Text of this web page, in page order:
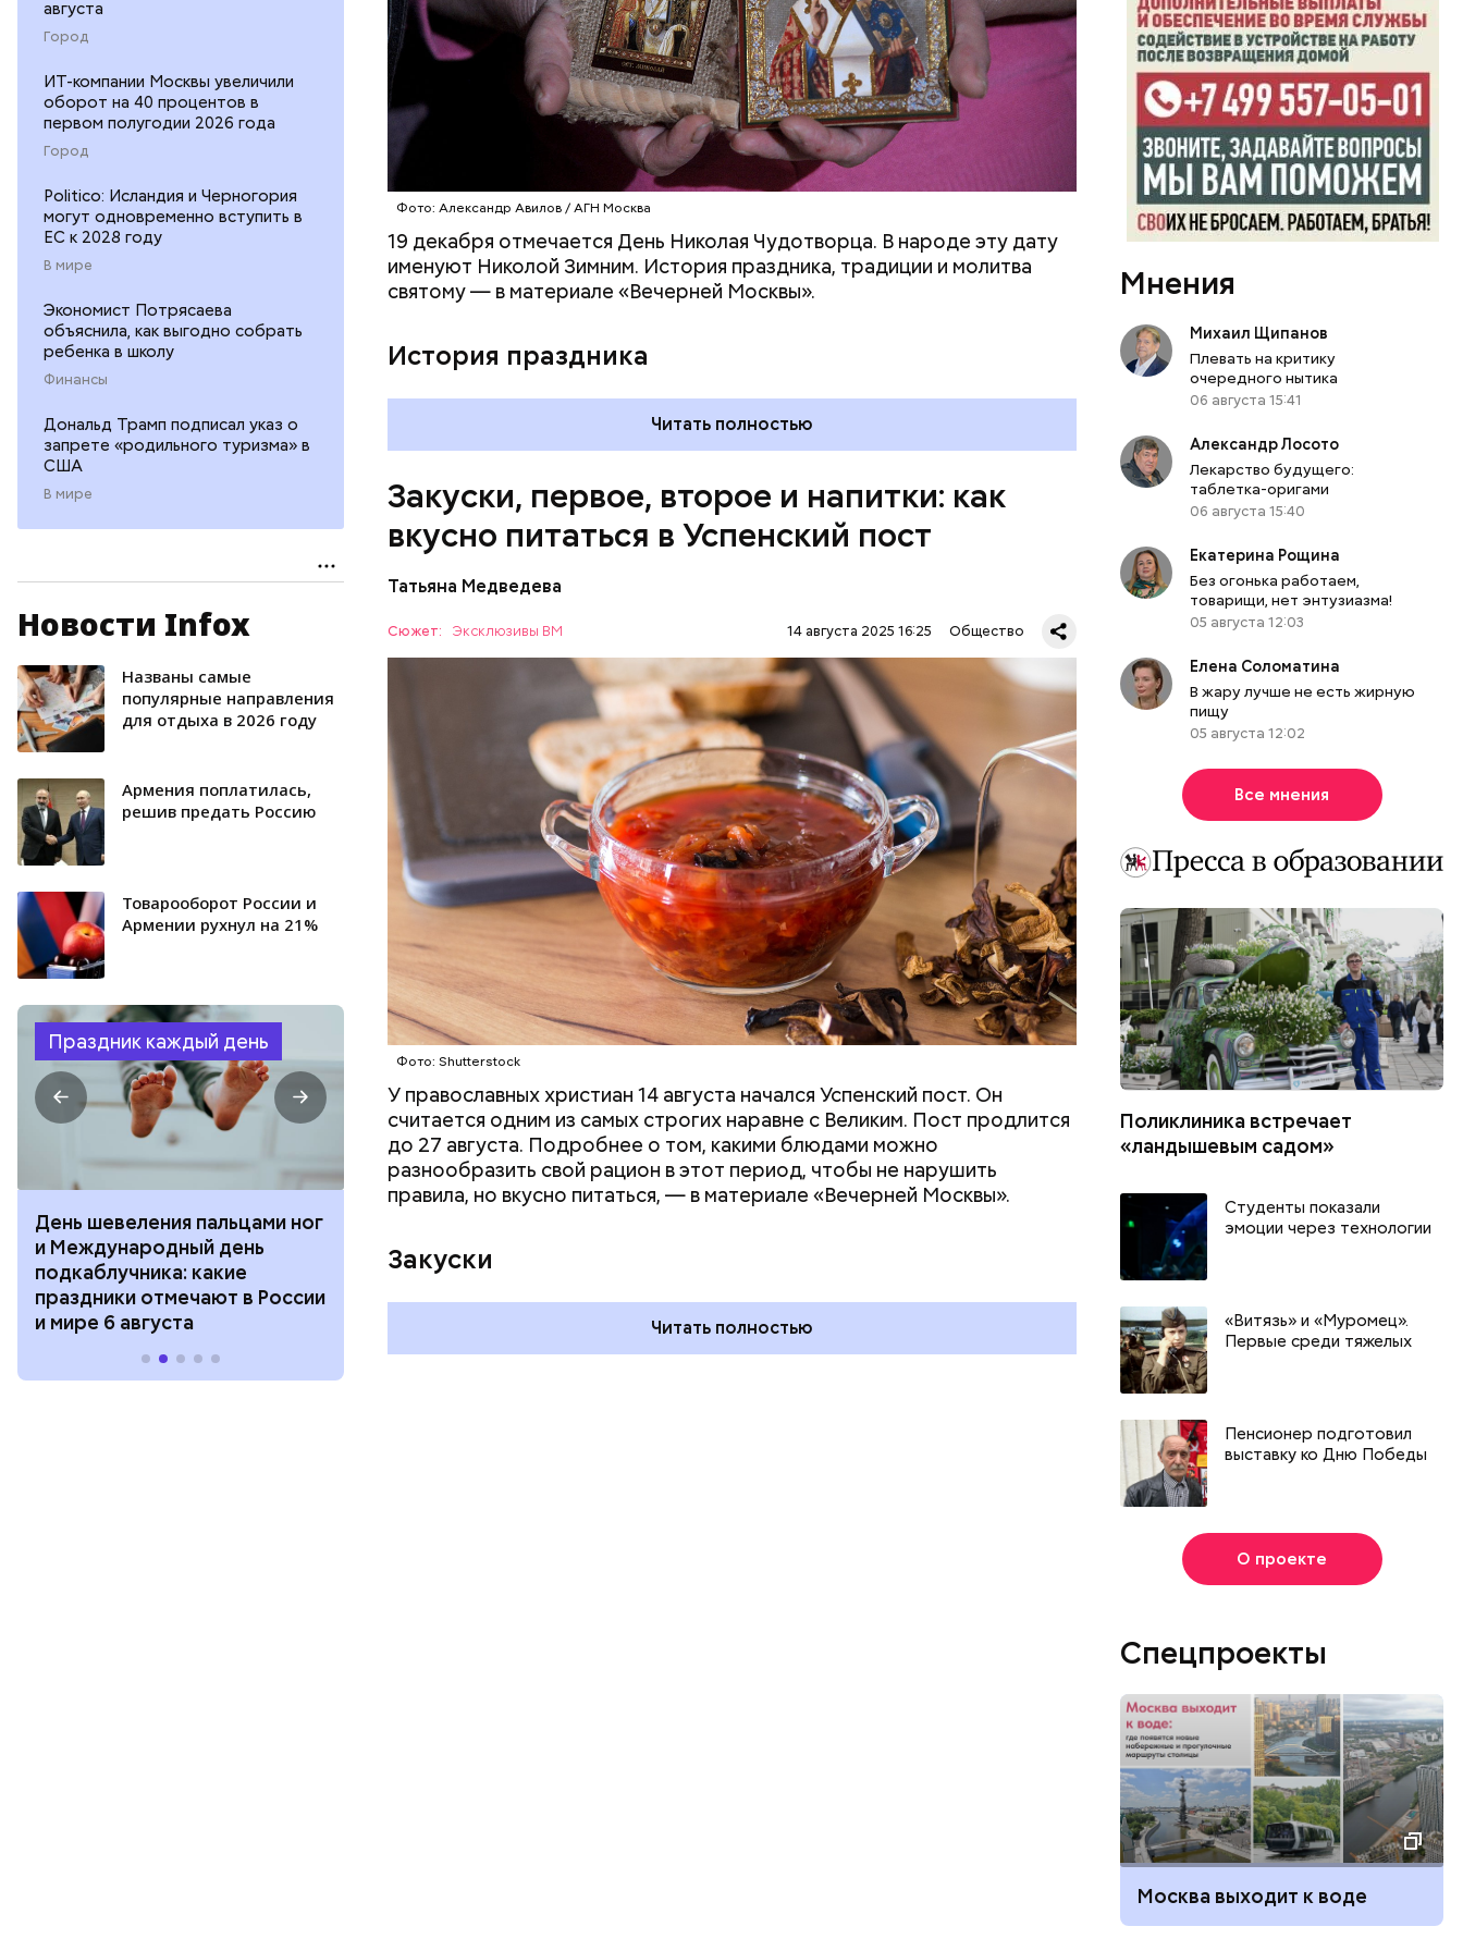
августа
Город
ИТ-компании Москвы увеличили
оборот на 40 процентов в
первом полугодии 2026 года
Город
Politico: Исландия и Черногория
могут одновременно вступить в
ЕС к 2028 году
В мире
Экономист Потрясаева
объяснила, как выгодно собрать
ребенка в школу
Финансы
Дональд Трамп подписал указ о
запрете «родильного туризма» в
США
В мире
Новости Infox
Названы самые
популярные направления
для отдыха в 2026 году
Армения поплатилась,
решив предать Россию
Товарооборот России и
Армении рухнул на 21%
Праздник каждый день
День разглядывания
горизонта и День пьяного
курсанта: какие праздники
отмечают в России и мире 5
августа
День шампанского: какие
праздники отмечают в России
и мире 4 августа
августа
День собирания звезд и
Международный день
холостяка: какие праздники
отмечают в России и мире 7
Фото: Александр Авилов / АГН Москва
19 декабря отмечается День Николая Чудотворца. В народе эту дату
именуют Николой Зимним. История праздника, традиции и молитва
святому — в материале «Вечерней Москвы».
История праздника
Читать полностью
Закуски, первое, второе и напитки: как
вкусно питаться в Успенский пост
Татьяна Медведева
Сюжет: Эксклюзивы ВМ 14 августа 2025 16:25 Общество
Фото: Shutterstock
У православных христиан 14 августа начался Успенский пост. Он
считается одним из самых строгих наравне с Великим. Пост продлится
до 27 августа. Подробнее о том, какими блюдами можно
разнообразить свой рацион в этот период, чтобы не нарушить
правила, но вкусно питаться, — в материале «Вечерней Москвы».
Закуски
Баклажаны с овощами
600 г помидоров;
300 г моркови;
200 г шпината;
100 г салата лиственного;
200 г репчатого лука;
100 г муки;
100 г растительного масла;
зелень петрушки и укропа.
Читать полностью
ЕДА РЕЦЕПТЫ
Мнения
Михаил Щипанов
Плевать на критику
очередного нытика
06 августа 15:41
Александр Лосото
Лекарство будущего:
таблетка-оригами
06 августа 15:40
Екатерина Рощина
Без огонька работаем,
товарищи, нет энтузиазма!
05 августа 12:03
Елена Соломатина
В жару лучше не есть жирную
пищу
05 августа 12:02
Все мнения
Поликлиника встречает
«ландышевым садом»
Студенты показали
эмоции через технологии
«Витязь» и «Муромец».
Первые среди тяжелых
Пенсионер подготовил
выставку ко Дню Победы
О проекте
Спецпроекты
Москва выходит к воде